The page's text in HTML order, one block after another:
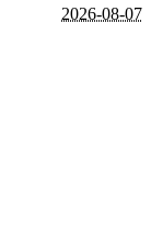
2026-08-07